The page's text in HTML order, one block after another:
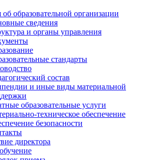
образовательной организации
сведения
и органы управления
стандарты
состав
и иные виды материальной
образовательные услуги
техническое обеспечение
безопасности
директора